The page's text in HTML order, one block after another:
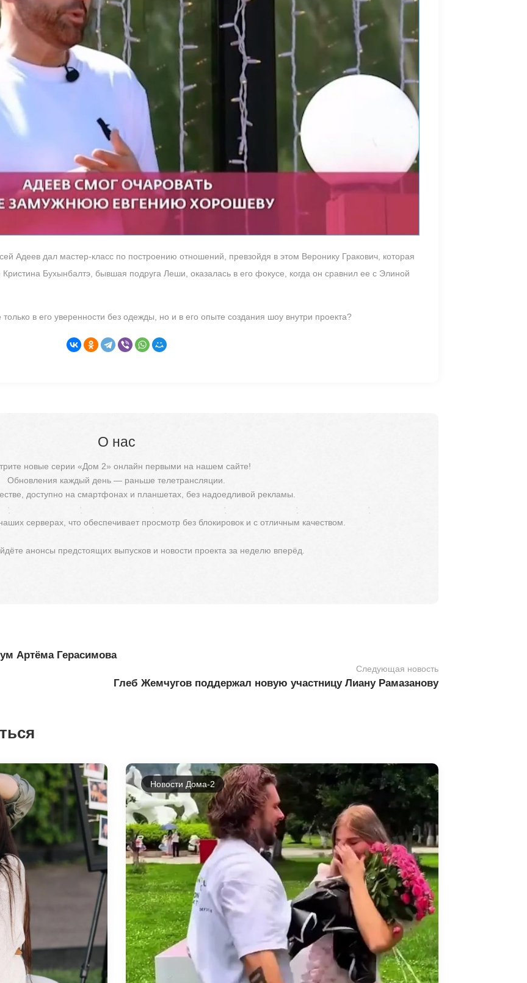
Адеев дал мастер-класс по построению отношений, превзойдя в этом Веронику Гракович, которая
Бухынбалтэ, бывшая подруга Леши, оказалась в его фокусе, когда он сравнил ее с Элиной
в его уверенности без одежды, но и в его опыте создания шоу внутри проекта?
О нас
новые серии «Дом 2» онлайн первыми на нашем сайте!
Обновления каждый день — раньше телетрансляции.
доступно на смартфонах и планшетах, без надоедливой рекламы.
серверах, что обеспечивает просмотр без блокировок и с отличным качеством.
анонсы предстоящих выпусков и новости проекта за неделю вперёд.
Артёма Герасимова
Следующая новость
Глеб Жемчугов поддержал новую участницу Лиану Рамазанову
Новости Дома-2